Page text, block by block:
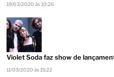
19/03/2020 às 10:26
Violet Soda faz show de
11/03/2020 às 15:22